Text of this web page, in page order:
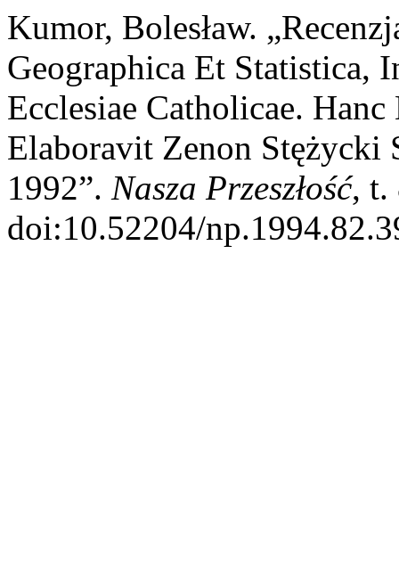
Kumor, Bolesław.
Geographica Et Statistica,
Ecclesiae Catholicae.
Elaboravit Zenon
1992”. Nasza Przeszłość, t.
doi:10.52204/